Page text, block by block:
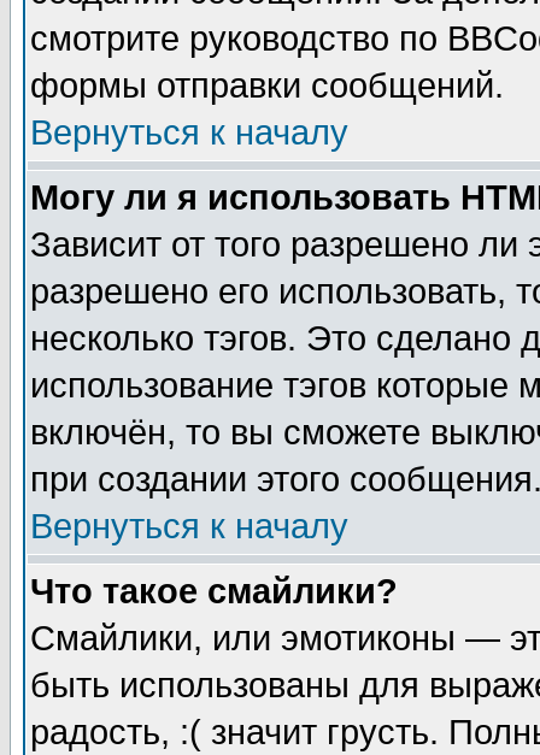
смотрите руководство по
формы отправки сообщений.
Вернуться к началу
Могу ли я использовать
Зависит от того разрешено
разрешено его использовать,
несколько тэгов. Это сделано
использование тэгов
включён, то вы сможете
при создании этого
Вернуться к началу
Что такое смайлики?
Смайлики, или эмотиконы —
быть использованы для
радость, :( значит грусть.